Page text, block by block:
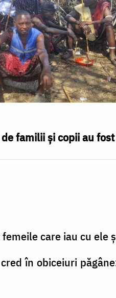
familii și copii au
care iau cu ele
în obiceiuri